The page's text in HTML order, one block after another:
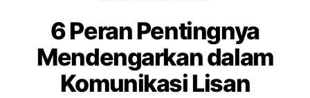
6 Peran Pentingnya
Mendengarkan dalam
Komunikasi Lisan